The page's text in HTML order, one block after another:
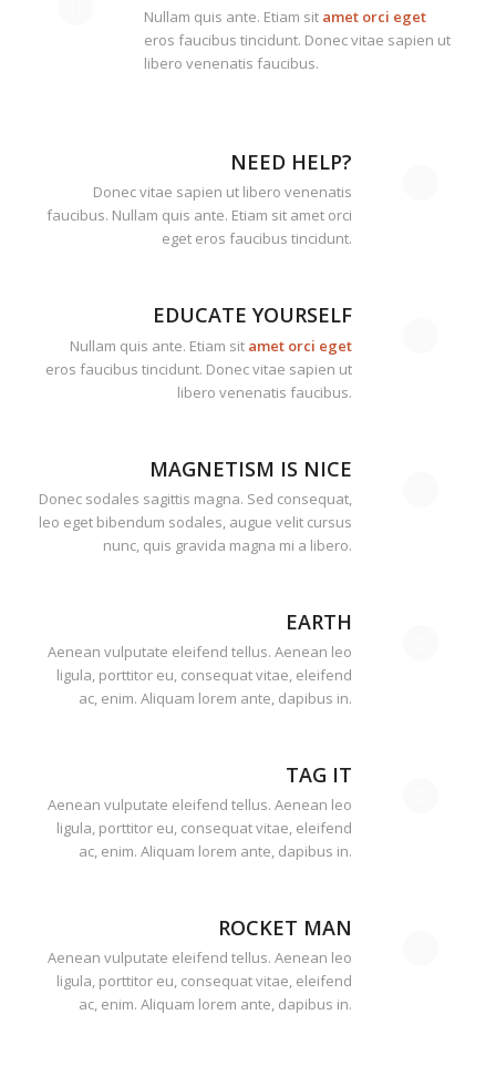
Nullam quis ante. Etiam sit amet orci eget
eros faucibus tincidunt. Donec vitae sapien ut
libero venenatis faucibus.
NEED HELP?
Donec vitae sapien ut libero venenatis
faucibus. Nullam quis ante. Etiam sit amet orci
eget eros faucibus tincidunt.
EDUCATE YOURSELF
Nullam quis ante. Etiam sit amet orci eget
eros faucibus tincidunt. Donec vitae sapien ut
libero venenatis faucibus.
MAGNETISM IS NICE
Donec sodales sagittis magna. Sed consequat,
leo eget bibendum sodales, augue velit cursus
nunc, quis gravida magna mi a libero.
EARTH
Aenean vulputate eleifend tellus. Aenean leo
ligula, porttitor eu, consequat vitae, eleifend
ac, enim. Aliquam lorem ante, dapibus in.
TAG IT
Aenean vulputate eleifend tellus. Aenean leo
ligula, porttitor eu, consequat vitae, eleifend
ac, enim. Aliquam lorem ante, dapibus in.
ROCKET MAN
Aenean vulputate eleifend tellus. Aenean leo
ligula, porttitor eu, consequat vitae, eleifend
ac, enim. Aliquam lorem ante, dapibus in.